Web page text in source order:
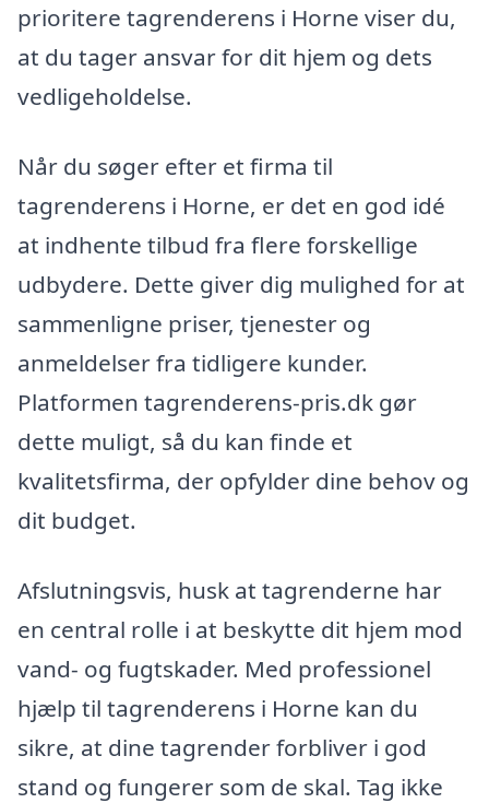
prioritere tagrenderens i Horne viser du,
at du tager ansvar for dit hjem og dets
vedligeholdelse.
Når du søger efter et firma til
tagrenderens i Horne, er det en god idé
at indhente tilbud fra flere forskellige
udbydere. Dette giver dig mulighed for at
sammenligne priser, tjenester og
anmeldelser fra tidligere kunder.
Platformen tagrenderens-pris.dk gør
dette muligt, så du kan finde et
kvalitetsfirma, der opfylder dine behov og
dit budget.
Afslutningsvis, husk at tagrenderne har
en central rolle i at beskytte dit hjem mod
vand- og fugtskader. Med professionel
hjælp til tagrenderens i Horne kan du
sikre, at dine tagrender forbliver i god
stand og fungerer som de skal. Tag ikke